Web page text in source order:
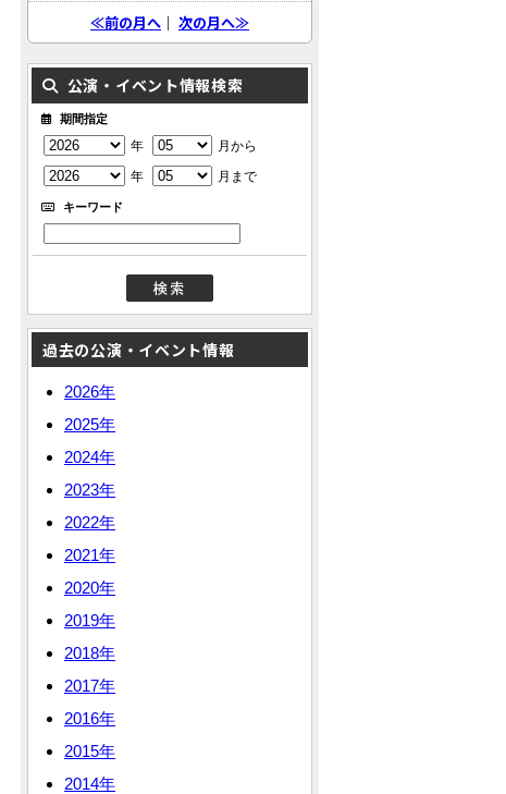
≪前の月へ ｜ 次の月へ≫
公演・イベント情報検索
期間指定
年
月から
年
月まで
キーワード
過去の公演・イベント情報
2026年
2025年
2024年
2023年
2022年
2021年
2020年
2019年
2018年
2017年
2016年
2015年
2014年